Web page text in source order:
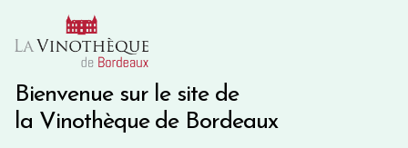
Bienvenue sur le site de
la Vinothèque de Bordeaux
10€ de remise immédiate sur votre première commande
Une question ?